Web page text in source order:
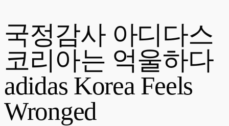
국정감사 아디다스
코리아는 억울하다
adidas Korea Feels
Wronged